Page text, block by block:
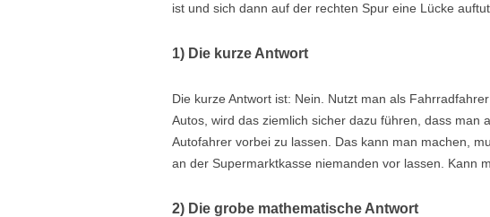
ist und sich dann auf der rechten Spur eine Lücke
1) Die kurze Antwort
Die kurze Antwort ist: Nein. Nutzt man als
Autos, wird das ziemlich sicher dazu führen, dass man
Autofahrer vorbei zu lassen. Das kann man machen,
an der Supermarktkasse niemanden vor lassen. Kann
2) Die grobe mathematische Antwort